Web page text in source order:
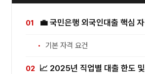
💼 국민은행 외국인대출 핵심
기본 자격 요건
📈 2025년 직업별 대출 한도